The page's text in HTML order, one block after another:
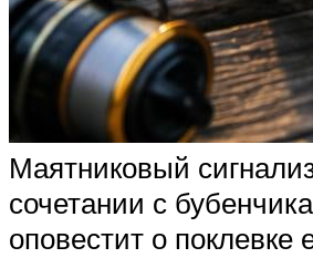
Маятниковый
сочетании с
оповестит о поклевке